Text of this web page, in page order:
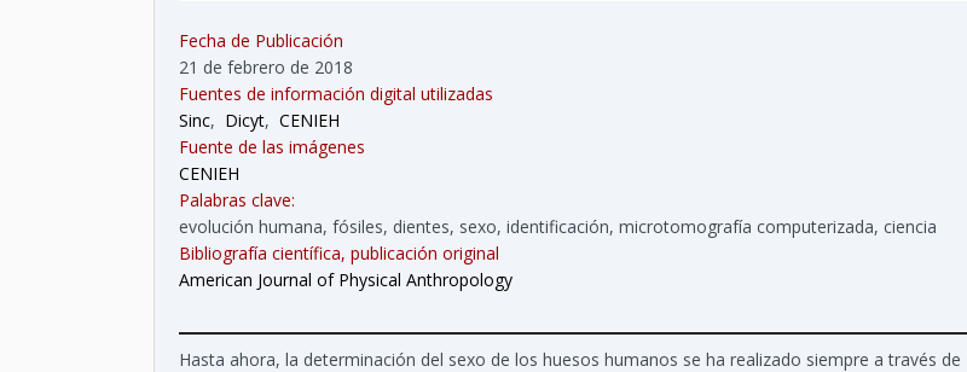
Fecha de Publicación
21 de febrero de 2018
Fuentes de información digital utilizadas
Sinc, Dicyt, CENIEH
Fuente de las imágenes
CENIEH
Palabras clave:
evolución humana, fósiles, dientes, sexo, identificación, microtomografía computerizada, ciencia
Bibliografía científica, publicación original
American Journal of Physical Anthropology
Hasta ahora, la determinación del sexo de los huesos humanos se ha realizado siempre a través de